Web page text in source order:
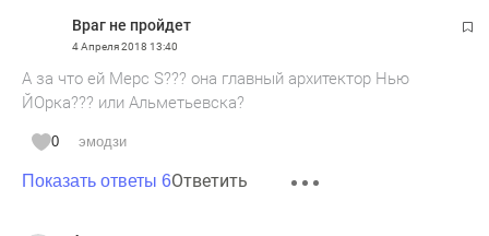
Враг не пройдет
4 Апреля 2018 13:40
А за что ей Мерс S??? она главный архитектор Нью
ЙОрка??? или Альметьевска?
0 эмодзи
Показать ответы 6Ответить